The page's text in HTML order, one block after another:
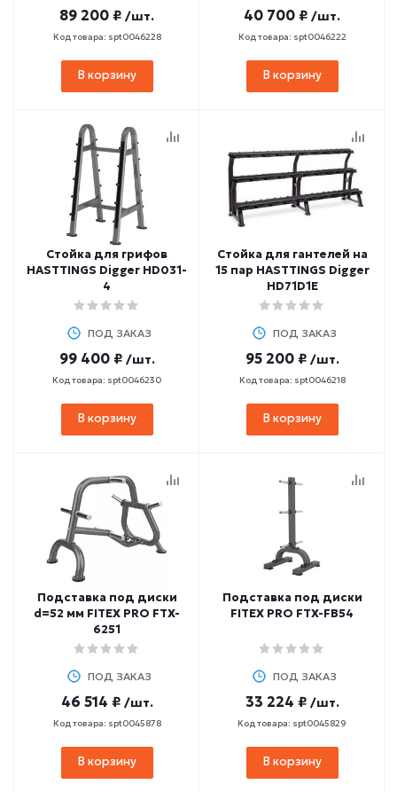
89 200 ₽ /шт.
Код товара: spt0046228
В корзину
40 700 ₽ /шт.
Код товара: spt0046222
В корзину
Стойка для грифов
HASTTINGS Digger HD031-
4
ПОД ЗАКАЗ
99 400 ₽ /шт.
Код товара: spt0046230
В корзину
Стойка для гантелей на
15 пар HASTTINGS Digger
HD71D1E
ПОД ЗАКАЗ
95 200 ₽ /шт.
Код товара: spt0046218
В корзину
Подставка под диски
d=52 мм FITEX PRO FTX-
6251
ПОД ЗАКАЗ
46 514 ₽ /шт.
Код товара: spt0045878
В корзину
Подставка под диски
FITEX PRO FTX-FB54
ПОД ЗАКАЗ
33 224 ₽ /шт.
Код товара: spt0045829
В корзину